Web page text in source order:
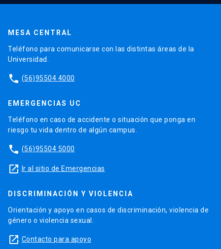
MESA CENTRAL
Teléfono para comunicarse con las distintas áreas de la
Universidad.
phone (56)95504 4000
EMERGENCIAS UC
Teléfono en caso de accidente o situación que ponga en
riesgo tu vida dentro de algún campus.
phone (56)95504 5000
launch Ir al sitio de Emergencias
DISCRIMINACIÓN Y VIOLENCIA
Orientación y apoyo en casos de discriminación, violencia de
género o violencia sexual.
launch Contacto para apoyo